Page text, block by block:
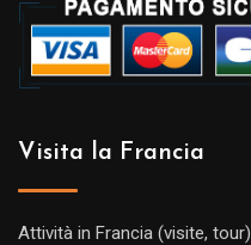
Visita la Francia
Attività in Francia (visite, tour)